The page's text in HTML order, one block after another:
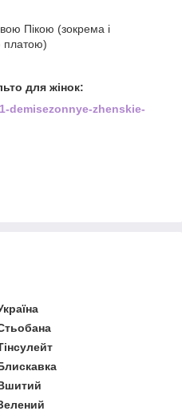
Пікою (зокрема і
платою)
для жінок:
demisezonnye-zhenskie-